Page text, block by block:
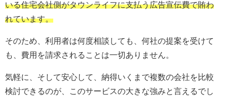
いる住宅会社側がタウンライフに支払う広告宣伝費で賄わ
れています。
そのため、利用者は何度相談しても、何社の提案を受けて
も、費用を請求されることは一切ありません。
気軽に、そして安心して、納得いくまで複数の会社を比較
検討できるのが、このサービスの大きな強みと言えるでし